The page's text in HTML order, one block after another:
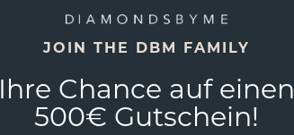
JOIN THE DBM FAMILY
Ihre Chance auf einen
500€ Gutschein!